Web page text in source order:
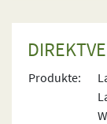
Produkte: